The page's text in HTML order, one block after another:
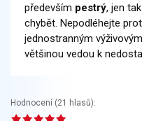
především pestrý, jen
chybět. Nepodléhejte
jednostranným
většinou vedou k
Hodnocení (21 hlasů):